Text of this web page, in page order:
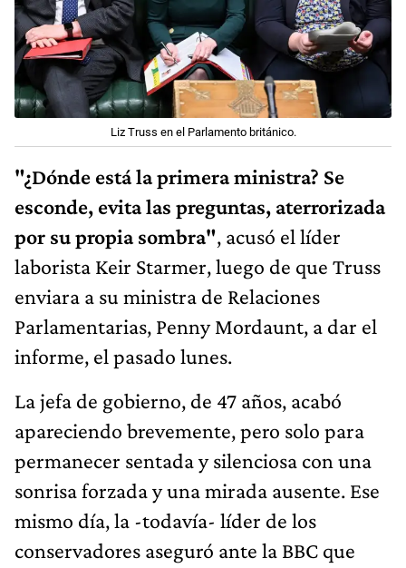
Liz Truss en el Parlamento británico.
"¿Dónde está la primera ministra? Se
esconde, evita las preguntas, aterrorizada
por su propia sombra", acusó el líder
laborista Keir Starmer, luego de que Truss
enviara a su ministra de Relaciones
Parlamentarias, Penny Mordaunt, a dar el
informe, el pasado lunes.
La jefa de gobierno, de 47 años, acabó
apareciendo brevemente, pero solo para
permanecer sentada y silenciosa con una
sonrisa forzada y una mirada ausente. Ese
mismo día, la -todavía- líder de los
conservadores aseguró ante la BBC que